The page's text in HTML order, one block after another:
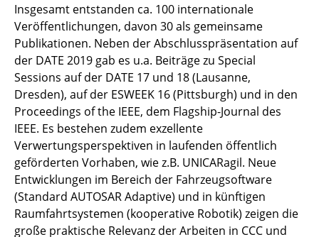
Insgesamt entstanden ca. 100 internationale
Veröffentlichungen, davon 30 als gemeinsame
Publikationen. Neben der Abschlusspräsentation auf
der DATE 2019 gab es u.a. Beiträge zu Special
Sessions auf der DATE 17 und 18 (Lausanne,
Dresden), auf der ESWEEK 16 (Pittsburgh) und in den
Proceedings of the IEEE, dem Flagship-Journal des
IEEE. Es bestehen zudem exzellente
Verwertungsperspektiven in laufenden öffentlich
geförderten Vorhaben, wie z.B. UNICARagil. Neue
Entwicklungen im Bereich der Fahrzeugsoftware
(Standard AUTOSAR Adaptive) und in künftigen
Raumfahrtsystemen (kooperative Robotik) zeigen die
große praktische Relevanz der Arbeiten in CCC und